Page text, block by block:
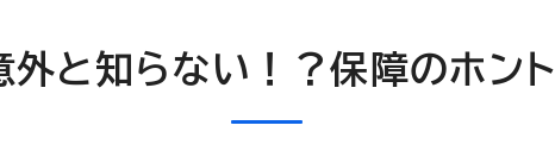
外と知らない！？保障のホント